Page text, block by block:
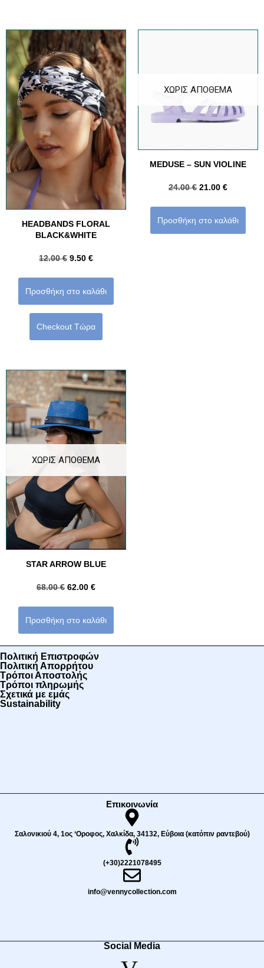
HEADBANDS FLORAL
BLACK&WHITE
12.00€ 9.50 €
Προσθήκη στο καλάθι
Checkout Τώρα
ΧΩΡΊΣ ΑΠΌΘΕΜΑ
MEDUSE – SUN VIOLINE
24.00€ 21.00 €
Προσθήκη στο καλάθι
ΧΩΡΊΣ ΑΠΌΘΕΜΑ
STAR ARROW BLUE
68.00€ 62.00 €
Προσθήκη στο καλάθι
Πολιτική Επιστροφών
Πολιτική Απορρήτου
Τρόποι Αποστολής
Τρόποι πληρωμής
Σχετικά με εμάς
Sustainability
Επικοινωνία
Σαλονικιού 4, 1ος ‘Οροφος, Χαλκίδα, 34132, Εύβοια (κατόπιν ραντεβού)
(+30)2221078495
info@vennycollection.com
Social Media